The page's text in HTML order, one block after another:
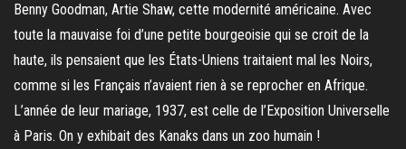
Benny Goodman, Artie Shaw, cette modernité américaine. Avec
toute la mauvaise foi d’une petite bourgeoisie qui se croit de la
haute, ils pensaient que les États-Uniens traitaient mal les Noirs,
comme si les Français n’avaient rien à se reprocher en Afrique.
L’année de leur mariage, 1937, est celle de l’Exposition Universelle
à Paris. On y exhibait des Kanaks dans un zoo humain !